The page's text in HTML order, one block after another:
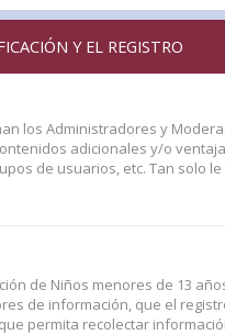
Y EL REGISTRO
los Administradores y
adicionales y/o
de usuarios, etc. Tan solo
de Niños menores de 13
de información, que el
permita recolectar